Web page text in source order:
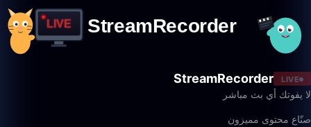
LIVE
StreamRecorder
لا يفوتك أي بث مباشر
صنّاع محتوى مميزون